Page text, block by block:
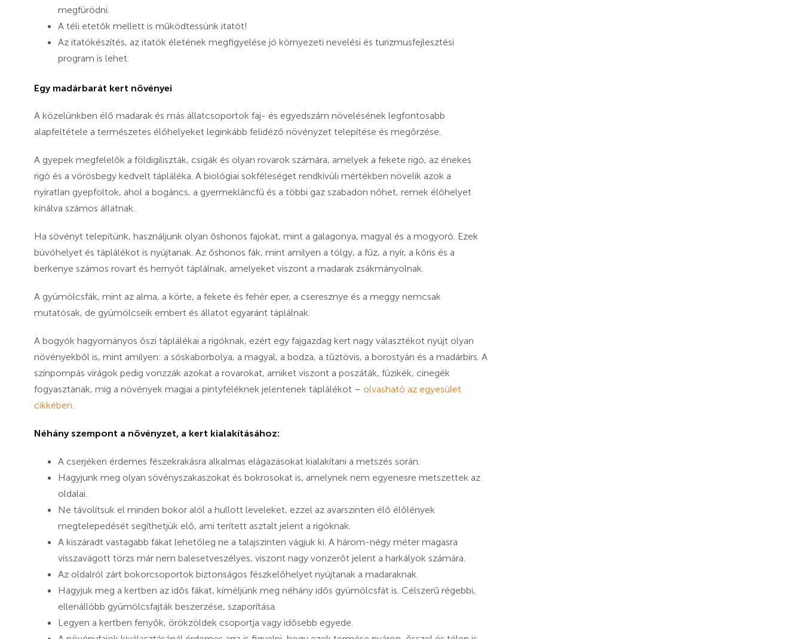
megfürödni.
A téli etetők mellett is működtessünk itatót!
Az itatókészítés, az itatók életének megfigyelése jó környezeti nevelési és turizmusfejlesztési
program is lehet.
Egy madárbarát kert növényei
A közelünkben élő madarak és más állatcsoportok faj- és egyedszám növelésének legfontosabb
alapfeltétele a természetes élőhelyeket leginkább felidéző növényzet telepítése és megőrzése.
A gyepek megfelelők a földigiliszták, csigák és olyan rovarok számára, amelyek a fekete rigó, az énekes
rigó és a vörösbegy kedvelt tápláléka. A biológiai sokféleséget rendkívüli mértékben növelik azok a
nyíratlan gyepfoltok, ahol a bogáncs, a gyermekláncfű és a többi gaz szabadon nőhet, remek élőhelyet
kínálva számos állatnak.
Ha sövényt telepítünk, használjunk olyan őshonos fajokat, mint a galagonya, magyal és a mogyoró. Ezek
búvóhelyet és táplálékot is nyújtanak. Az őshonos fák, mint amilyen a tölgy, a fűz, a nyír, a kőris és a
berkenye számos rovart és hernyót táplálnak, amelyeket viszont a madarak zsákmányolnak.
A gyümölcsfák, mint az alma, a körte, a fekete és fehér eper, a cseresznye és a meggy nemcsak
mutatósak, de gyümölcseik embert és állatot egyaránt táplálnak.
A bogyók hagyományos őszi táplálékai a rigóknak, ezért egy fajgazdag kert nagy választékot nyújt olyan
növényekből is, mint amilyen: a sóskaborbolya, a magyal, a bodza, a tűztövis, a borostyán és a madárbirs. A
színpompás virágok pedig vonzzák azokat a rovarokat, amiket viszont a poszáták, füzikék, cinegék
fogyasztanak, míg a növények magjai a pintyféléknek jelentenek táplálékot – olvasható az egyesület
cikkében.
Néhány szempont a növényzet, a kert kialakításához:
A cserjéken érdemes fészekrakásra alkalmas elágazásokat kialakítani a metszés során.
Hagyjunk meg olyan sövényszakaszokat és bokrosokat is, amelynek nem egyenesre metszettek az
oldalai.
Ne távolítsuk el minden bokor alól a hullott leveleket, ezzel az avarszinten élő élőlények
megtelepedését segíthetjük elő, ami terített asztalt jelent a rigóknak.
A kiszáradt vastagabb fákat lehetőleg ne a talajszinten vágjuk ki. A három-négy méter magasra
visszavágott törzs már nem balesetveszélyes, viszont nagy vonzerőt jelent a harkályok számára.
Az oldalról zárt bokorcsoportok biztonságos fészkelőhelyet nyújtanak a madaraknak.
Hagyjuk meg a kertben az idős fákat, kíméljünk meg néhány idős gyümölcsfát is. Célszerű régebbi,
ellenállóbb gyümölcsfajták beszerzése, szaporítása.
Legyen a kertben fenyők, örökzöldek csoportja vagy idősebb egyede.